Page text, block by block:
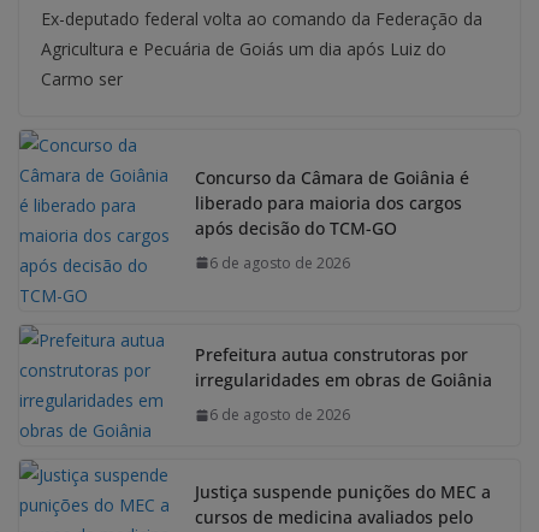
Ex-deputado federal volta ao comando da Federação da
Agricultura e Pecuária de Goiás um dia após Luiz do
Carmo ser
Concurso da Câmara de Goiânia é
liberado para maioria dos cargos
após decisão do TCM-GO
6 de agosto de 2026
Prefeitura autua construtoras por
irregularidades em obras de Goiânia
6 de agosto de 2026
Justiça suspende punições do MEC a
cursos de medicina avaliados pelo